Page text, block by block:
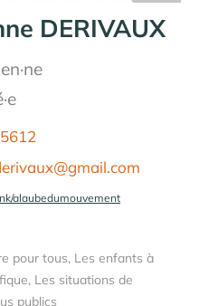
DERIVAUX
alaubedumouvement
pour tous, Les enfants à
Les situations de
publics